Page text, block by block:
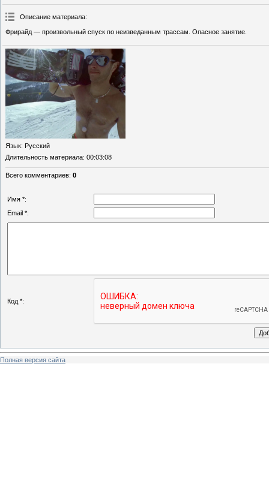
Описание материала:
Фрирайд — произвольный спуск по неизведанным трассам. Опасное занятие.
Язык: Русский
Длительность материала: 00:03:08
Всего комментариев: 0
Имя *:
Email *:
Код *:
Полная версия сайта